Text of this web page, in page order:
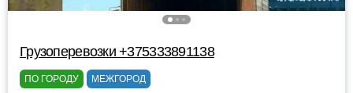
Грузоперевозки +375333891138
ПО ГОРОДУ МЕЖГОРОД